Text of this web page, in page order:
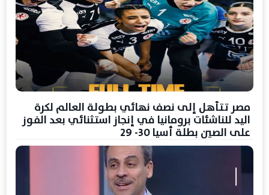
مصر تتأهل إلى نصف نهائي بطولة العالم لكرة
اليد للناشئات برومانيا في إنجاز استثنائي بعد الفوز
على الصين بطلة أسيا 30- 29